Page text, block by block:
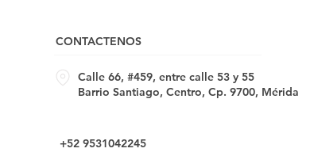
CONTACTENOS
Calle 66, #459, entre calle 53 y 55
Barrio Santiago, Centro, Cp. 9700, Mérida
+52 9531042245